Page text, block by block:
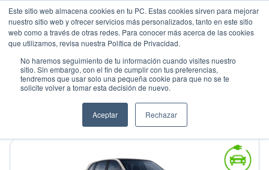
Este sitio web almacena cookies en tu PC. Estas cookies sirven para mejorar
nuestro sitio web y ofrecer servicios más personalizados, tanto en este sitio
web como a través de otras redes. Para conocer más acerca de las cookies
que utilizamos, revisa nuestra Política de Privacidad.
No haremos seguimiento de tu información cuando visites nuestro
sitio. Sin embargo, con el fin de cumplir con tus preferencias,
tendremos que usar solo una pequeña cookie para que no se te
solicite volver a tomar esta decisión de nuevo.
Aceptar Rechazar
Mostrando 2 de 2
Ordenar por:Precio: Menor a Mayor